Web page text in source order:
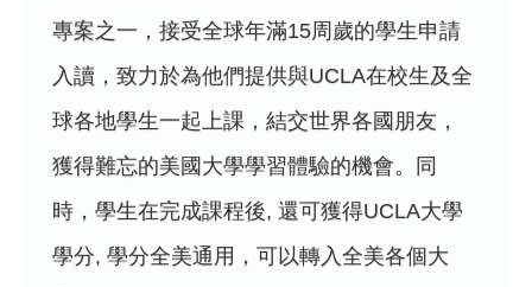
專案之一，接受全球年滿15周歲的學生申請
入讀，致力於為他們提供與UCLA在校生及全
球各地學生一起上課，結交世界各國朋友，
獲得難忘的美國大學學習體驗的機會。同
時，學生在完成課程後, 還可獲得UCLA大學
學分, 學分全美通用，可以轉入全美各個大